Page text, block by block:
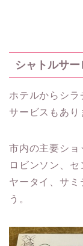
シャトルサー
ホテルからシ
サービスもあり
市内の主要ショ
ロビンソン、
ヤータイ、サ
う。